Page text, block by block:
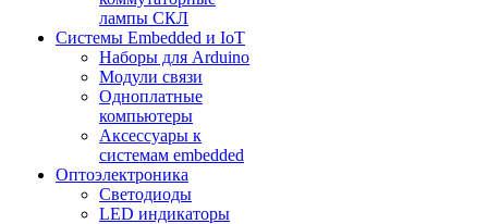
лампы СКЛ
Системы Embedded и IoT
Наборы для Arduino
Модули связи
Одноплатные
компьютеры
Аксессуары к
системам embedded
Oптоэлектроника
Светодиоды
LED индикаторы